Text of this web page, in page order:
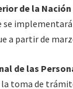
de la Nación
se
a partir de
de las
toma de